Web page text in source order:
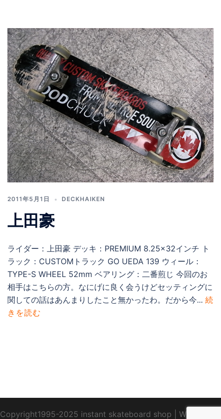
2011年5月1日 DECKHAIKEN
上田豪
ライダー：上田豪 デッキ：PREMIUM 8.25×32インチ ト
ラック：CUSTOMトラック GO UEDA 139 ウィール：
TYPE-S WHEEL 52mm ベアリング：二番煎じ 今回のお
相手はこちらの方。なにげに良く会うけどセッティングに
関しての話はあんまりしたこと無かったわ。だから今... 続
きを読む
Copyright1995-2025 instant skateboard shop WebDesign